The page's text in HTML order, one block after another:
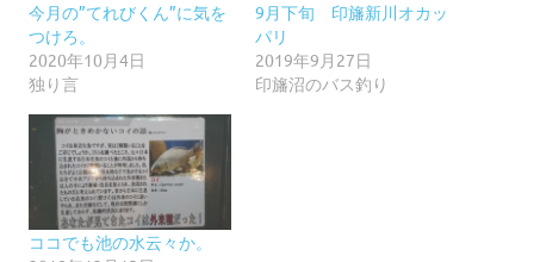
今月の”てれびくん”に気を
つけろ。
2020年10月4日
独り言
9月下旬 印旛新川オカッ
パリ
2019年9月27日
印旛沼のバス釣り
ココでも池の水云々か。